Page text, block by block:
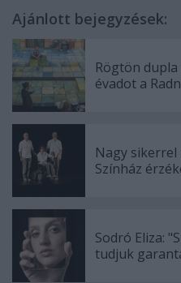
Ajánlott bejegyzések:
Rögtön
évadot a
Nagy
Színház
Sodró Eliza:
tudjuk